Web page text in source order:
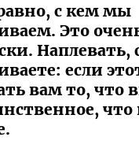
с кем мы
Это
Наплевать,
если
вам то, что